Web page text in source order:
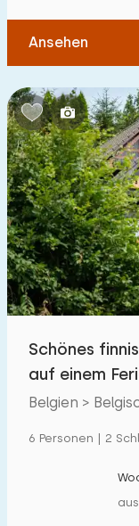
Ansehen
Schönes
auf einem
Ardennen
Belgien >
6 Personen | 2